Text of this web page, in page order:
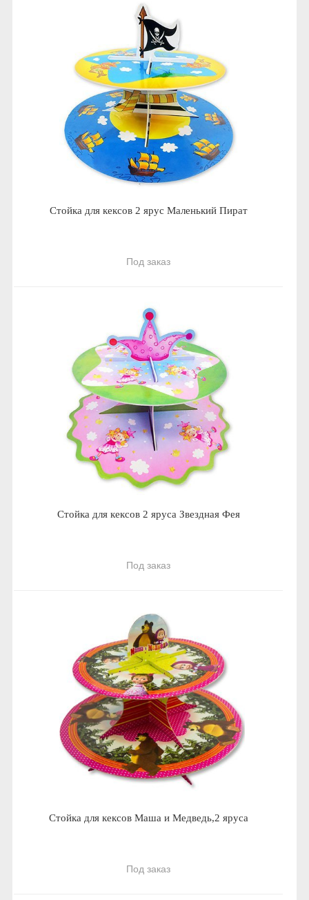
Стойка для кексов 2 ярус Маленький Пират
Под заказ
Стойка для кексов 2 яруса Звездная Фея
Под заказ
Стойка для кексов Маша и Медведь,2 яруса
Под заказ